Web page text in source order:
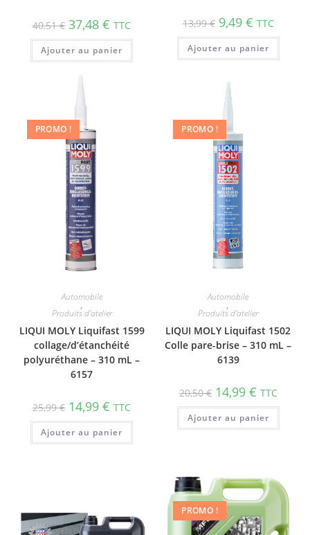
40,51€ 37,48€ TTC
Ajouter au panier
13,99€ 9,49 € TTC
Ajouter au panier
PROMO !
Automobile
,
Produits d'atelier
LIQUI MOLY Liquifast 1599
collage/d’étanchéité
polyuréthane – 310 mL –
6157
25,99€ 14,99€ TTC
Ajouter au panier
PROMO !
Automobile
,
Produits d'atelier
LIQUI MOLY Liquifast 1502
Colle pare-brise – 310 mL –
6139
20,50€ 14,99 € TTC
Ajouter au panier
PROMO !